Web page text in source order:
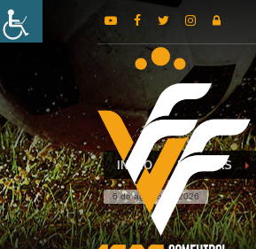
INICIO NOTICIAS
6 de agosto de 2026